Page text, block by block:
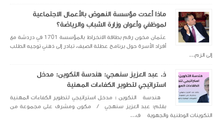
ماذا أعدت مؤسسة النهوض بالأعمال الاجتماعية
لموظفي وأعوان وزارة الشباب والرياضة؟
عثمان مخون رقم بطاقة الانخراط بالمؤسسة 1701 في دردشة مع
أفراد الأسرة حول برنامج عطلة الصيف، تبادر إلى ذهني توجيه الطلب
إلى الزم...
ذ. عبد العزيز سنهجي: هندسة التكوين: مدخل
استراتيجي لتطوير الكفاءات المهنية
هندسة التكوين : مدخل استراتيجي لتطوير الكفاءات المهنية
بقلم: عبد العزيز سنهجي / مكون ومشرف على مجموعة من
التكوينات الوطنية والجهوية ف...